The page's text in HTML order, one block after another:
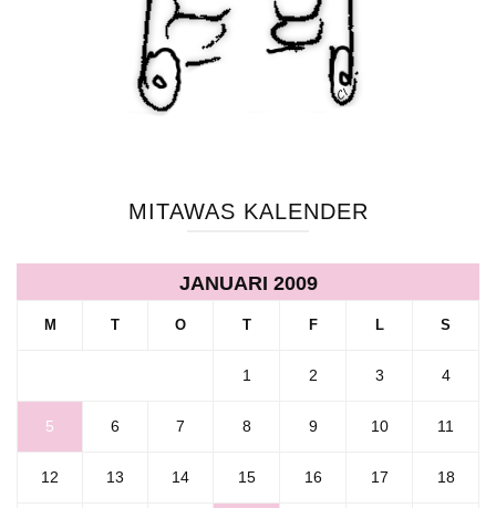
MITAWAS KALENDER
JANUARI 2009
M T O T F L S
1 2 3 4
5 6 7 8 9 10 11
12 13 14 15 16 17 18